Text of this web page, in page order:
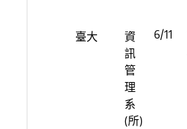
臺大
資
訊
管
理
系
(所)
6/11